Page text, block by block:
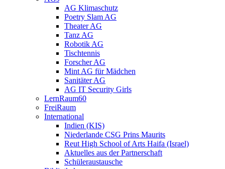
AG Klimaschutz
Poetry Slam AG
Theater AG
Tanz AG
Robotik AG
Tischtennis
Forscher AG
Mint AG für Mädchen
Sanitäter AG
AG IT Security Girls
LernRaum60
FreiRaum
International
Indien (KIS)
Niederlande CSG Prins Maurits
Reut High School of Arts Haifa (Israel)
Aktuelles aus der Partnerschaft
Schüleraustausche